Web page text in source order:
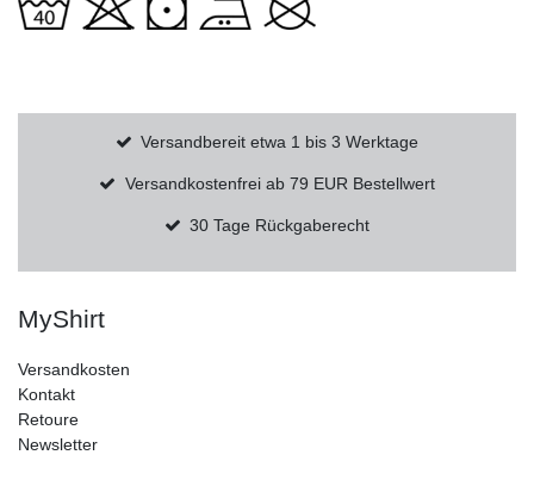
Versandbereit etwa 1 bis 3 Werktage
Versandkostenfrei ab 79 EUR Bestellwert
30 Tage Rückgaberecht
MyShirt
Versandkosten
Kontakt
Retoure
Newsletter